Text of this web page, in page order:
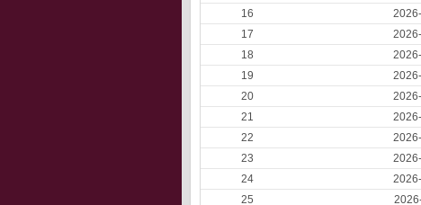
16
17
18
19
20
21
22
23
24
25